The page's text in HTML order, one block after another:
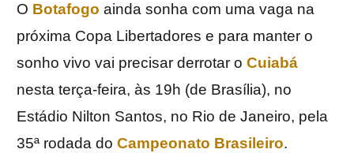
O Botafogo ainda sonha com uma vaga na
próxima Copa Libertadores e para manter o
sonho vivo vai precisar derrotar o Cuiabá
nesta terça-feira, às 19h (de Brasília), no
Estádio Nilton Santos, no Rio de Janeiro, pela
35ª rodada do Campeonato Brasileiro.